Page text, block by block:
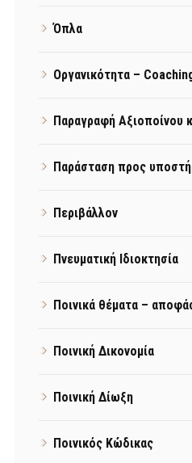
Όπλα
Οργανικότητα –
Παραγραφή Αξιοποίνου
Παράσταση προς
Περιβάλλον
Πνευματική Ιδιοκτησία
Ποινικά θέματα –
Ποινική Δικονομία
Ποινική Δίωξη
Ποινικός Κώδικας